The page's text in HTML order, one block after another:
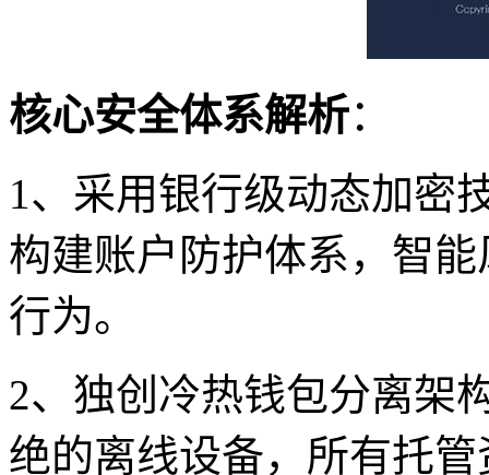
核心安全体系解析：
1、采用银行级动态加密
构建账户防护体系，智
行为。
2、独创冷热钱包分离架
绝的离线设备，所有托